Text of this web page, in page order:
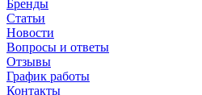
Бренды
Статьи
Новости
Вопросы и ответы
Отзывы
График работы
Контакты